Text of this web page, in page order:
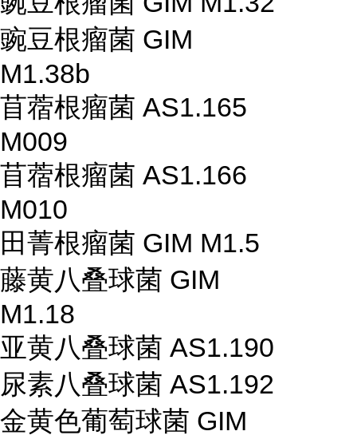
豌豆根瘤菌 GIM
M1.38b
苜蓿根瘤菌 AS1.165
M009
苜蓿根瘤菌 AS1.166
M010
田菁根瘤菌 GIM M1.5
藤黄八叠球菌 GIM
M1.18
亚黄八叠球菌 AS1.190
尿素八叠球菌 AS1.192
金黄色葡萄球菌 GIM